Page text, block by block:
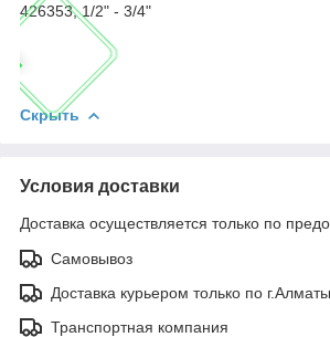
426353, 1/2" - 3/4"
Скрыть
Условия доставки
Доставка осуществляется только по
Самовывоз
Доставка курьером только по г.Алматы
Транспортная компания